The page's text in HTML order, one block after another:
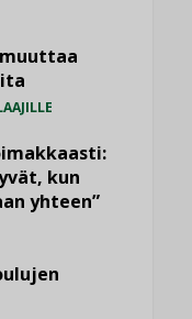
kun
yhteen”